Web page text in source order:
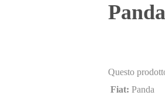
Questo
Fiat: Panda